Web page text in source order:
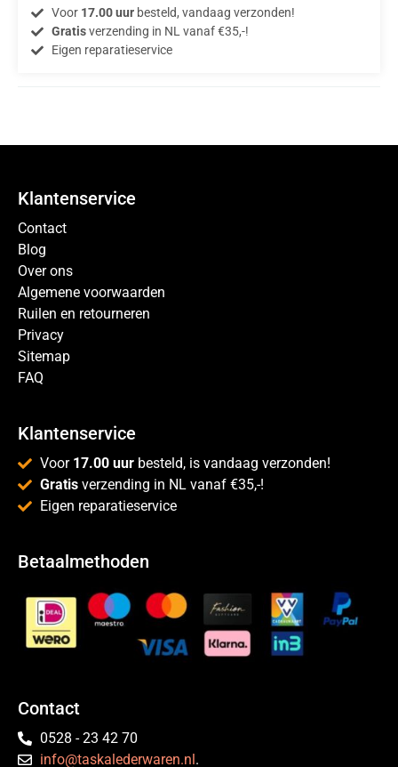
Voor 17.00 uurbesteld, vandaag verzonden!
Gratisverzending in NL vanaf €35,-!
Eigen reparatieservice
Klantenservice
Contact
Blog
Over ons
Algemene voorwaarden
Ruilen en retourneren
Privacy
Sitemap
FAQ
Klantenservice
Voor 17.00 uur besteld, is vandaag verzonden!
Gratis verzending in NL vanaf €35,-!
Eigen reparatieservice
Betaalmethoden
Contact
0528 - 23 42 70
info@taskalederwaren.nl .